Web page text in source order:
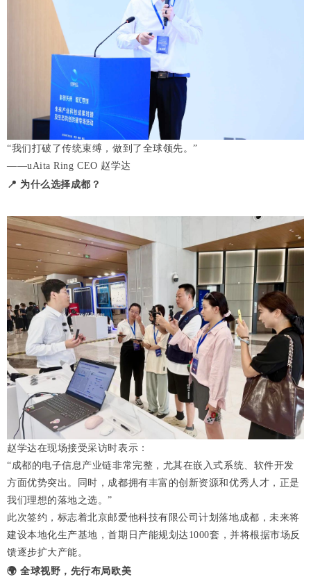
“我们打破了传统束缚，做到了全球领先。”
——uAita Ring CEO 赵学达
📍 为什么选择成都？
赵学达在现场接受采访时表示：
“成都的电子信息产业链非常完整，尤其在嵌入式系统、软件开发
方面优势突出。同时，成都拥有丰富的创新资源和优秀人才，正是
我们理想的落地之选。”
此次签约，标志着北京邮爱他科技有限公司计划落地成都，未来将
建设本地化生产基地，首期日产能规划达1000套，并将根据市场反
馈逐步扩大产能。
🌍全球视野，先行布局欧美